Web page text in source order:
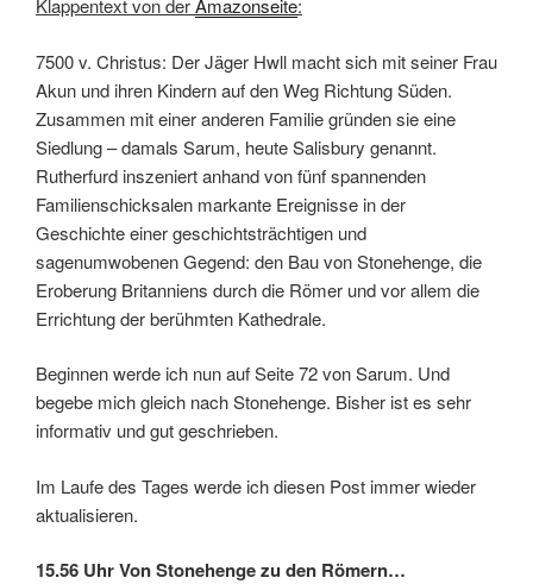
Klappentext von derAmazonseite:
7500 v. Christus: Der Jäger Hwll macht sich mit seiner Frau
Akun und ihren Kindern auf den Weg Richtung Süden.
Zusammen mit einer anderen Familie gründen sie eine
Siedlung – damals Sarum, heute Salisbury genannt.
Rutherfurd inszeniert anhand von fünf spannenden
Familienschicksalen markante Ereignisse in der
Geschichte einer geschichtsträchtigen und
sagenumwobenen Gegend: den Bau von Stonehenge, die
Eroberung Britanniens durch die Römer und vor allem die
Errichtung der berühmten Kathedrale.
Beginnen werde ich nun auf Seite 72 von Sarum. Und
begebe mich gleich nach Stonehenge. Bisher ist es sehr
informativ und gut geschrieben.
Im Laufe des Tages werde ich diesen Post immer wieder
aktualisieren.
15.56 Uhr Von Stonehenge zu den Römern…